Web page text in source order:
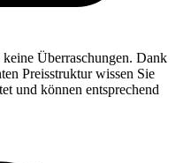
Überraschungen. Dank
Preisstruktur wissen Sie
und können entsprechend